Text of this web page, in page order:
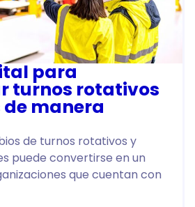
para
turnos rotativos
manera
de turnos rotativos y
puede convertirse en un
que cuentan con